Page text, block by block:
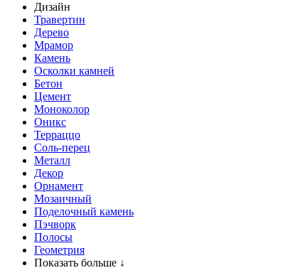
Дизайн
Травертин
Дерево
Мрамор
Камень
Осколки камней
Бетон
Цемент
Моноколор
Оникс
Терраццо
Соль-перец
Металл
Декор
Орнамент
Мозаичный
Поделочный камень
Пэчворк
Полосы
Геометрия
Показать больше ↓